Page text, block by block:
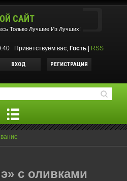
САЙТ
Только Лучшие Из Лучших!
Приветствуем вас, Гость RSS
ВХОД РЕГИСТРАЦИЯ
с оливками